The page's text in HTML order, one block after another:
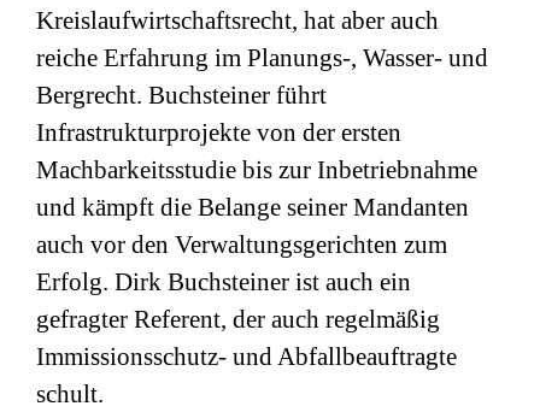
Kreislaufwirtschaftsrecht, hat aber auch
reiche Erfahrung im Planungs-, Wasser- und
Bergrecht. Buchsteiner führt
Infrastrukturprojekte von der ersten
Machbarkeitsstudie bis zur Inbetriebnahme
und kämpft die Belange seiner Mandanten
auch vor den Verwaltungsgerichten zum
Erfolg. Dirk Buchsteiner ist auch ein
gefragter Referent, der auch regelmäßig
Immissionsschutz- und Abfallbeauftragte
schult.